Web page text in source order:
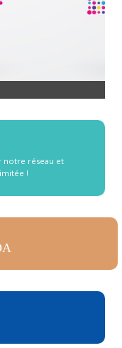
notre réseau et
!